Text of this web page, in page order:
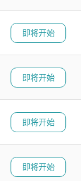
即将开始
即将开始
即将开始
即将开始